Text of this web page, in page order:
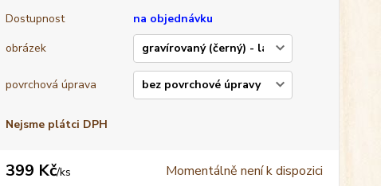
Dostupnost
na objednávku
obrázek
povrchová úprava
Nejsme plátci DPH
399 Kč/ks Momentálně není k dispozici